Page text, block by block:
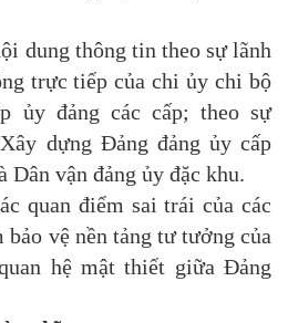
dung thông tin theo sự lãnh
trực tiếp của chi ủy chi bộ
ủy đảng các cấp; theo sự
dựng Đảng đảng ủy cấp
Dân vận đảng ủy đặc khu.
quan điểm sai trái của các
vệ nền tảng tư tưởng của
hệ mật thiết giữa Đảng